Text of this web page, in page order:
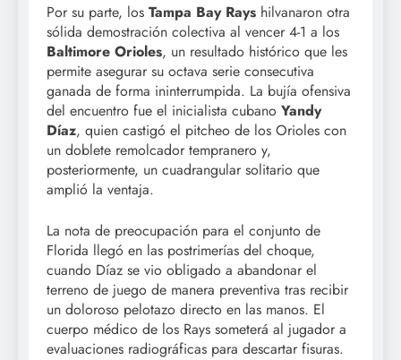
Por su parte, los Tampa Bay Rays hilvanaron otra
sólida demostración colectiva al vencer 4-1 a los
Baltimore Orioles, un resultado histórico que les
permite asegurar su octava serie consecutiva
ganada de forma ininterrumpida. La bujía ofensiva
del encuentro fue el inicialista cubano Yandy
Díaz, quien castigó el pitcheo de los Orioles con
un doblete remolcador tempranero y,
posteriormente, un cuadrangular solitario que
amplió la ventaja.
La nota de preocupación para el conjunto de
Florida llegó en las postrimerías del choque,
cuando Díaz se vio obligado a abandonar el
terreno de juego de manera preventiva tras recibir
un doloroso pelotazo directo en las manos. El
cuerpo médico de los Rays someterá al jugador a
evaluaciones radiográficas para descartar fisuras.